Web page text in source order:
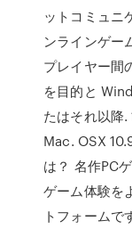
ットコミュニ
ンラインゲー
プレイヤー間
を目的と
たはそれ以降.
Mac. OSX
は？ 名作PC
ゲーム体験を
トフォームで